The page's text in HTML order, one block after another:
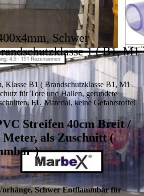
Schwer
1 ( B1, M1
Klasse B1 ( Brandschutzklasse B1, M1
für Tore und Hallen, gerundete
EU Material, keine Gefahrstoffe!
Streifen 40cm Breit /
als Zuschnitt (
)
Schwer Entflammbar für